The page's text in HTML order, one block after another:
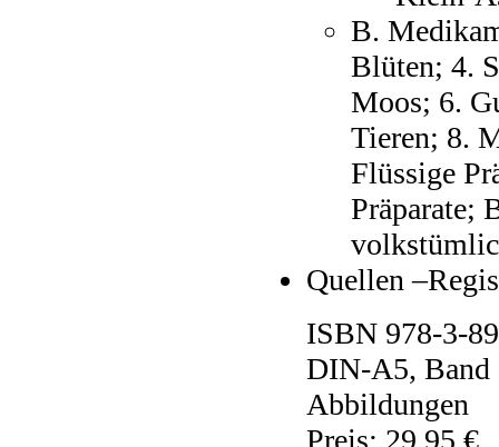
B.
Blüten; 4.
Moos; 6.
Tieren; 8.
Flüssige
Präparate;
Quellen
ISBN 978-3-
DIN-A5, Band
Abbildungen